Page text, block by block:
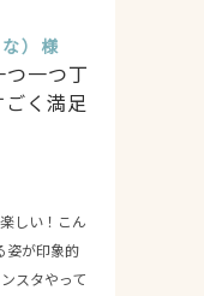
）様
一つ丁
く満足
しい！こん
姿が印象的
スタやって